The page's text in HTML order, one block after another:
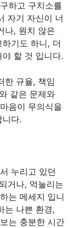
하고 구치소를
자기 자신이 너
나, 원치 않은
기도 하니, 더
할 것 입니다.
한 규율, 책임
같은 문제와
음이 무의식을
니다.
누리고 있던
거나, 억눌리는
는 메세지 입니
는 나쁜 환경,
는 충분한 시간